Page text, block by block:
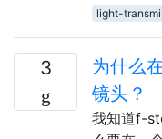
light-
3
为什么
镜头？
我知道f-